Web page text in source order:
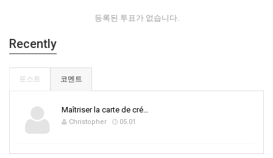
등록된 투표가 없습니다.
Recently
포스트 코멘트
Maîtriser la carte de cré…
Christopher 05.01